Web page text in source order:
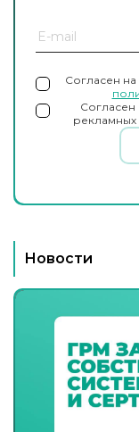
Согласен
рекламных
Новости